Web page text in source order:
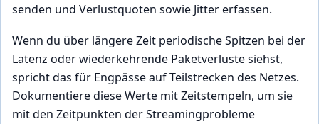
senden und Verlustquoten sowie Jitter erfassen.
Wenn du über längere Zeit periodische Spitzen bei der
Latenz oder wiederkehrende Paketverluste siehst,
spricht das für Engpässe auf Teilstrecken des Netzes.
Dokumentiere diese Werte mit Zeitstempeln, um sie
mit den Zeitpunkten der Streamingprobleme